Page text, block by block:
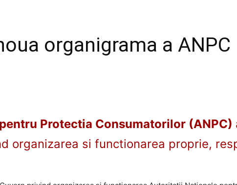
organigrama a ANPC
Protectia Consumatorilor (ANPC)
organizarea si functionarea proprie,